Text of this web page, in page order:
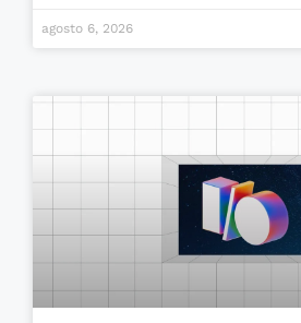
agosto 6, 2026